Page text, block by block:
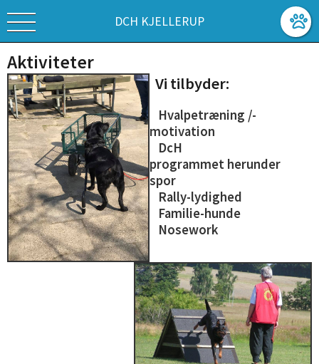
DCH KJELLERUP
Aktiviteter
Vi tilbyder:
Hvalpetræning /-
motivation
DcH
programmet herunder
spor
Rally-lydighed
Familie-hunde
Nosework